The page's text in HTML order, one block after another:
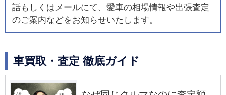
話もしくはメールにて、愛車の相場情報や出張査定
のご案内などをお知らせいたします。
車買取・査定 徹底ガイド